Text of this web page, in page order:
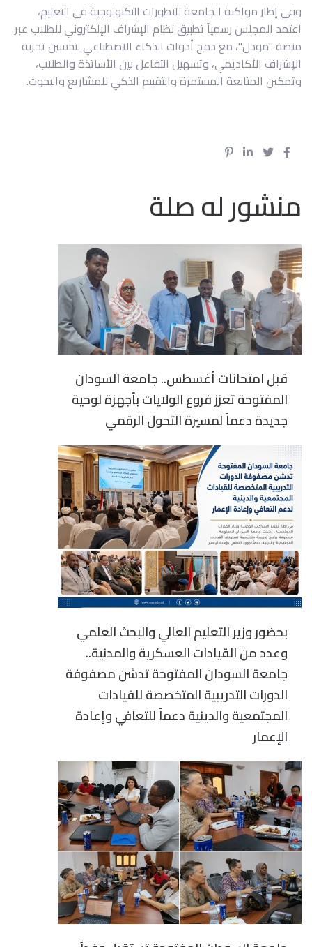
وفي إطار مواكبة الجامعة للتطورات التكنولوجية في التعليم،
اعتمد المجلس رسمياً تطبيق نظام الإشراف الإلكتروني للطلاب عبر
منصة "مودل"، مع دمج أدوات الذكاء الاصطناعي لتحسين تجربة
الإشراف الأكاديمي، وتسهيل التفاعل بين الأساتذة والطلاب،
وتمكين المتابعة المستمرة والتقييم الذكي للمشاريع والبحوث.
منشور له صلة
قبل امتحانات أغسطس.. جامعة السودان
المفتوحة تعزز فروع الولايات بأجهزة لوحية
جديدة دعماً لمسيرة التحول الرقمي
بحضور وزير التعليم العالي والبحث العلمي
وعدد من القيادات العسكرية والمدنية..
جامعة السودان المفتوحة تدشن مصفوفة
الدورات التدريبية المتخصصة للقيادات
المجتمعية والدينية دعماً للتعافي وإعادة
الإعمار